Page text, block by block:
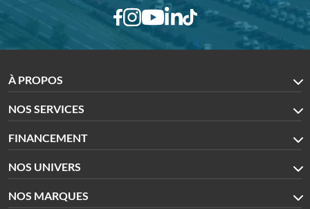
À PROPOS
NOS SERVICES
FINANCEMENT
NOS UNIVERS
NOS MARQUES